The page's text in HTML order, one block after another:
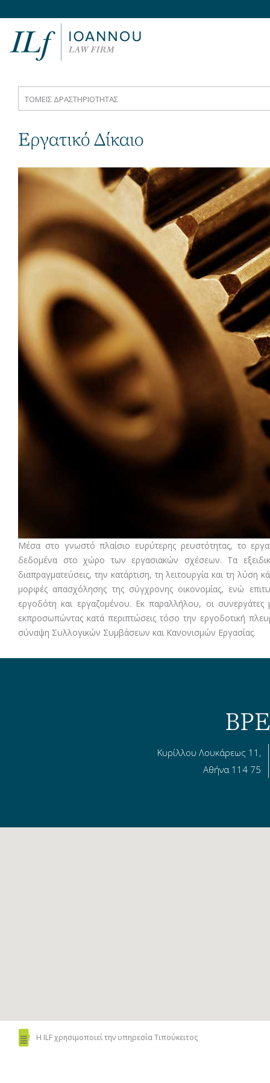
TOMEIΣ ΔΡΑΣΤΗΡΙΟΤΗΤΑΣ
Εργατικό Δίκαιο
Μέσα στο γνωστό πλαίσιο ευρύτερης ρευστότητας, το
δεδομένα στο χώρο των εργασιακών σχέσεων. Τα
διαπραγματεύσεις, την κατάρτιση, τη λειτουργία και τη λύση
μορφές απασχόλησης της σύγχρονης οικονομίας, ενώ
εργοδότη και εργαζομένου. Εκ παραλλήλου, οι
εκπροσωπώντας κατά περιπτώσεις τόσο την εργοδοτική
σύναψη Συλλογικών Συμβάσεων και Κανονισμών Εργασίας.
Κυρίλλου Λουκάρεως 11,
Αθήνα 114 75
Η ILF χρησιμοποιείτην υπηρεσία Τιπούκειτος